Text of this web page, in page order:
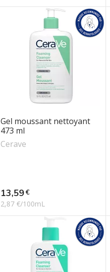
Gel moussant nettoyant
473 ml
Cerave
Prix
13,59€
2,87 €/100mL